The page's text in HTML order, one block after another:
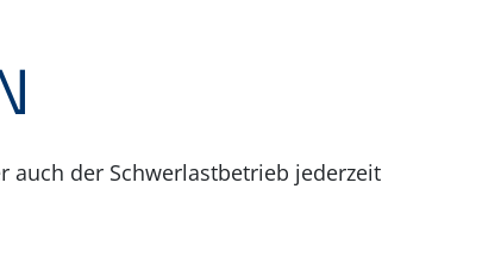
auch der Schwerlastbetrieb jederzeit